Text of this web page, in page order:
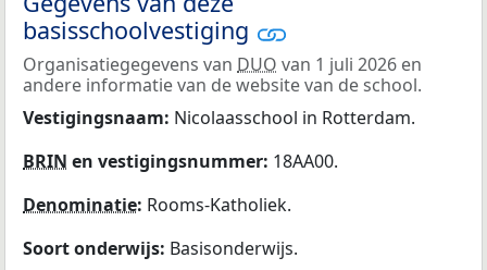
basisschoolvestiging
Organisatiegegevens van DUO van 1 juli 2026 en
andere informatie van de website van de school.
Vestigingsnaam: Nicolaasschool in Rotterdam.
BRIN en vestigingsnummer: 18AA00.
Denominatie: Rooms-Katholiek.
Soort onderwijs: Basisonderwijs.